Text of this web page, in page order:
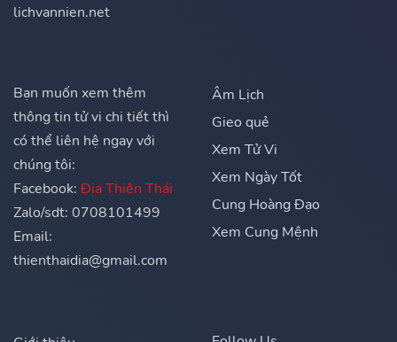
lichvannien.net
Bạn muốn xem thêm
thông tin tử vi chi tiết thì
có thể liên hệ ngay với
chúng tôi:
Facebook: Địa Thiên Thái
Zalo/sdt: 0708101499
Email:
thienthaidia@gmail.com
Âm Lịch
Gieo quẻ
Xem Tử Vi
Xem Ngày Tốt
Cung Hoàng Đạo
Xem Cung Mệnh